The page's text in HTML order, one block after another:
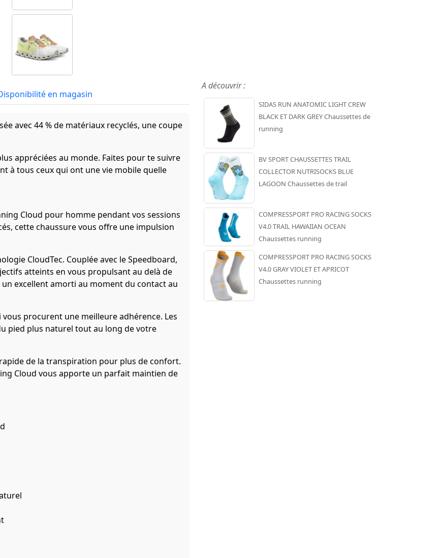
en magasin
avec 44 % de matériaux recyclés, une coupe
appréciées au monde. Faites pour te suivre
à tous ceux qui ont une vie mobile quelle
Cloud pour homme pendant vos sessions
cette chaussure vous offre une impulsion
CloudTec. Couplée avec le Speedboard,
atteints en vous propulsant au delà de
excellent amorti au moment du contact au
procurent une meilleure adhérence. Les
pied plus naturel tout au long de votre
de la transpiration pour plus de confort.
Cloud vous apporte un parfait maintien de
A découvrir :
SIDAS RUN ANATOMIC LIGHT CREW
BLACK ET DARK GREY Chaussettes de
running
BV SPORT CHAUSSETTES TRAIL
COLLECTOR NUTRISOCKS BLUE
LAGOON Chaussettes de trail
COMPRESSPORT PRO RACING SOCKS
V4.0 TRAIL HAWAIIAN OCEAN
Chaussettes running
COMPRESSPORT PRO RACING SOCKS
V4.0 GRAY VIOLET ET APRICOT
Chaussettes running